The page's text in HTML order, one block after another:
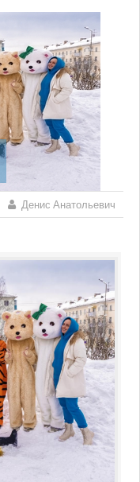
Денис Анатольевич